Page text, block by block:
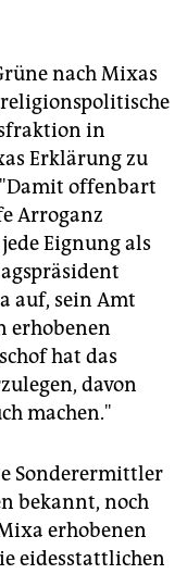
nach Mixas
in
Erklärung zu
offenbart
Arroganz
Eignung als
auf, sein Amt
erhobenen
hat das
davon
machen."
Sonderermittler
bekannt, noch
erhobenen
eidesstattlichen